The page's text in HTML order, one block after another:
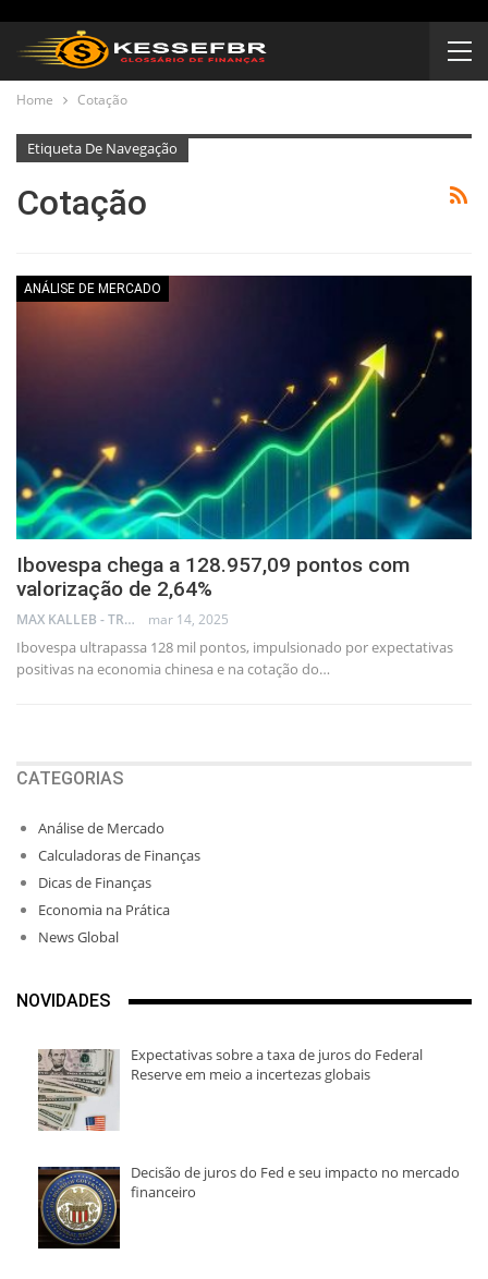
Home Cotação
Etiqueta De Navegação
Cotação
ANÁLISE DE MERCADO
Ibovespa chega a 128.957,09 pontos com
valorização de 2,64%
MAX KALLEB - TRADER mar 14, 2025
Ibovespa ultrapassa 128 mil pontos, impulsionado por expectativas
positivas na economia chinesa e na cotação do…
CATEGORIAS
Análise de Mercado
Calculadoras de Finanças
Dicas de Finanças
Economia na Prática
News Global
NOVIDADES
Expectativas sobre a taxa de juros do Federal
Reserve em meio a incertezas globais
Decisão de juros do Fed e seu impacto no mercado
financeiro